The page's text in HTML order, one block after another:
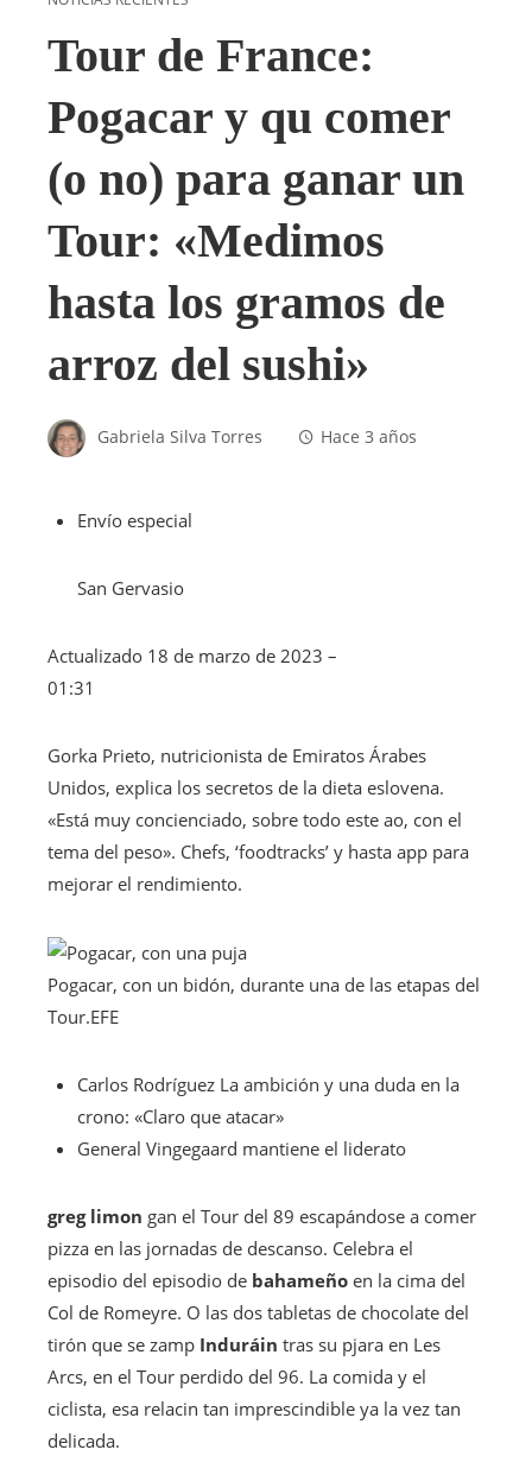
Tour de France:
Pogacar y qu comer
(o no) para ganar un
Tour: «Medimos
hasta los gramos de
arroz del sushi»
Gabriela Silva Torres Hace 3 años
Envío especial
San Gervasio
Actualizado 18 de marzo de 2023 –
01:31
Gorka Prieto, nutricionista de Emiratos Árabes
Unidos, explica los secretos de la dieta eslovena.
«Está muy concienciado, sobre todo este ao, con el
tema del peso». Chefs, ‘foodtracks’ y hasta app para
mejorar el rendimiento.
Pogacar, con un bidón, durante una de las etapas del
Tour.EFE
Carlos Rodríguez La ambición y una duda en la
crono: «Claro que atacar»
General Vingegaard mantiene el liderato
greg limon gan el Tour del 89 escapándose a comer
pizza en las jornadas de descanso. Celebra el
episodio del episodio de bahameño en la cima del
Col de Romeyre. O las dos tabletas de chocolate del
tirón que se zamp Induráin tras su pjara en Les
Arcs, en el Tour perdido del 96. La comida y el
ciclista, esa relacin tan imprescindible ya la vez tan
delicada.